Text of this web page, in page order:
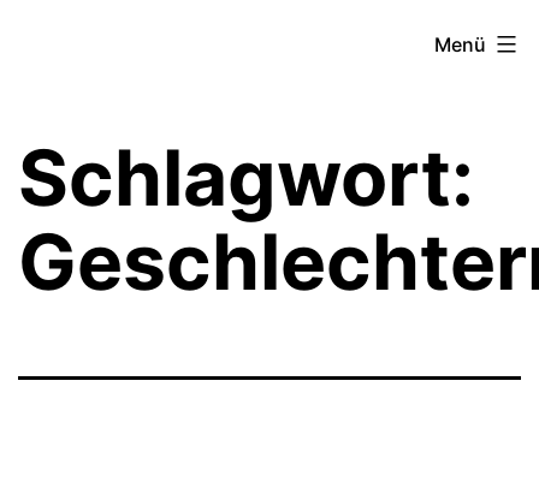
Menü
Schlagwort: